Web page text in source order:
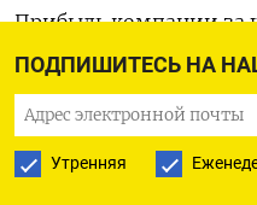
ПОДПИШИТЕСЬ НА
Утренняя
Прибыль компании за
сентября - т.е. за
года - составила 2,18
превышает
за отчетный период.